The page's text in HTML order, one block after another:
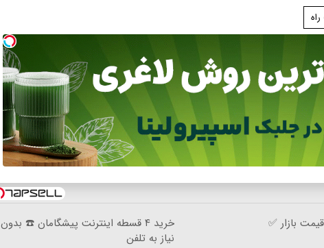
بازار ✅
خرید ۴ قسطه اینترنت پیشگامان ☎️ بدون
نیاز به تلفن